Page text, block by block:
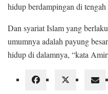
hidup berdampingan di tengah
Dan syariat Islam yang
umumnya adalah payung
hidup di dalamnya, “kata